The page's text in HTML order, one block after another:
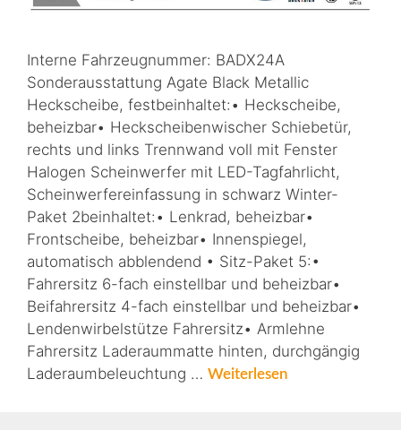
Interne Fahrzeugnummer: BADX24A
Sonderausstattung Agate Black Metallic
Heckscheibe, festbeinhaltet:• Heckscheibe,
beheizbar• Heckscheibenwischer Schiebetür,
rechts und links Trennwand voll mit Fenster
Halogen Scheinwerfer mit LED-Tagfahrlicht,
Scheinwerfereinfassung in schwarz Winter-
Paket 2beinhaltet:• Lenkrad, beheizbar•
Frontscheibe, beheizbar• Innenspiegel,
automatisch abblendend • Sitz-Paket 5:•
Fahrersitz 6-fach einstellbar und beheizbar•
Beifahrersitz 4-fach einstellbar und beheizbar•
Lendenwirbelstütze Fahrersitz• Armlehne
Fahrersitz Laderaummatte hinten, durchgängig
Laderaumbeleuchtung … Weiterlesen